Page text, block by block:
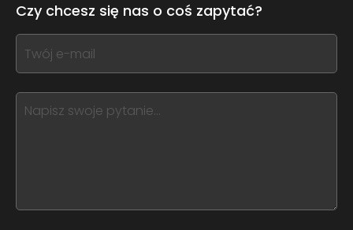
this
form
field
blank
Czy chcesz się nas o coś zapytać?
If
you
this,
leave